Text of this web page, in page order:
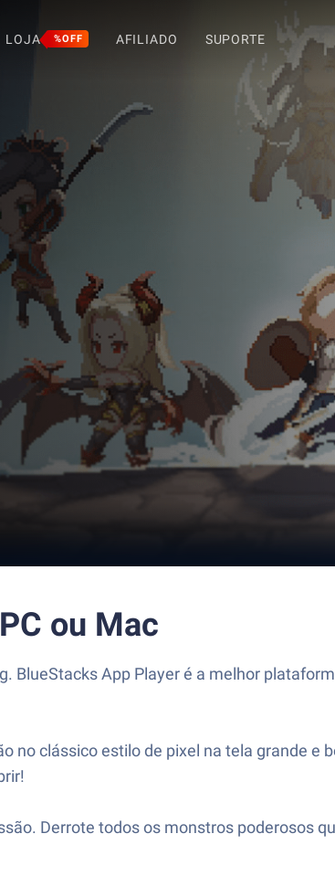
LOJA %OFF AFILIADO SUPORTE
ou Mac
BlueStacks App Player é a melhor
no clássico estilo de pixel na tela grande
Derrote todos os monstros poderosos